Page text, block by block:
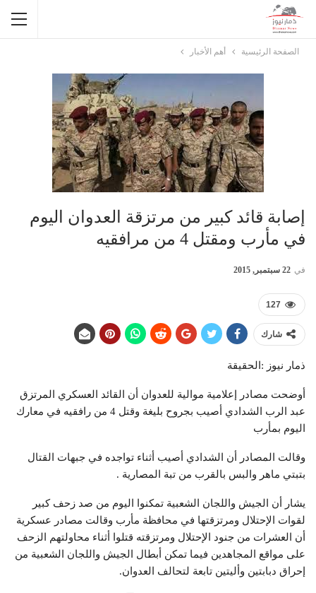
الصفحة الرئيسية أهم الأخبار
إصابة قائد كبير من مرتزقة العدوان اليوم
في مأرب ومقتل 4 من مرافقيه
في 22 سبتمبر, 2015
127
شارك
ذمار نيوز :الحقيقة
أوضحت مصادر إعلامية موالية للعدوان أن القائد العسكري المرتزق
عبد الرب الشدادي أصيب بجروح بليغة وقتل 4 من رافقيه في معارك
اليوم بمأرب
وقالت المصادر أن الشدادي أصيب أثناء تواجده في جبهات القتال
بتبتي ماهر والبس بالقرب من تبة المصارية .
يشار أن الجيش واللجان الشعبية تمكنوا اليوم من صد زحف كبير
لقوات الإحتلال ومرتزقتها في محافظة مأرب وقالت مصادر عسكرية
أن العشرات من جنود الإحتلال ومرتزقته قتلوا أثناء محاولتهم الزحف
على مواقع المجاهدين فيما تمكن أبطال الجيش واللجان الشعبية من
إحراق دبابتين وأليتين تابعة لتحالف العدوان.